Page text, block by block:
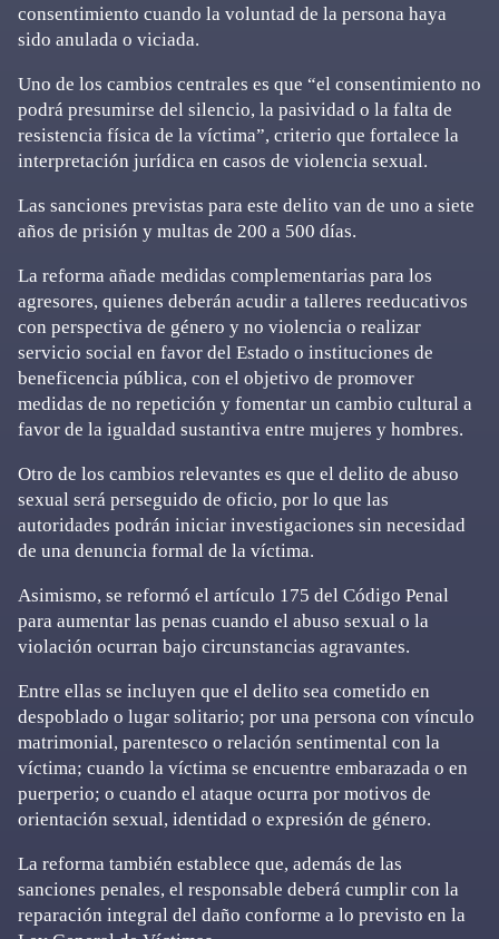
consentimiento cuando la voluntad de la persona haya
sido anulada o viciada.
Uno de los cambios centrales es que “el consentimiento no
podrá presumirse del silencio, la pasividad o la falta de
resistencia física de la víctima”, criterio que fortalece la
interpretación jurídica en casos de violencia sexual.
Las sanciones previstas para este delito van de uno a siete
años de prisión y multas de 200 a 500 días.
La reforma añade medidas complementarias para los
agresores, quienes deberán acudir a talleres reeducativos
con perspectiva de género y no violencia o realizar
servicio social en favor del Estado o instituciones de
beneficencia pública, con el objetivo de promover
medidas de no repetición y fomentar un cambio cultural a
favor de la igualdad sustantiva entre mujeres y hombres.
Otro de los cambios relevantes es que el delito de abuso
sexual será perseguido de oficio, por lo que las
autoridades podrán iniciar investigaciones sin necesidad
de una denuncia formal de la víctima.
Asimismo, se reformó el artículo 175 del Código Penal
para aumentar las penas cuando el abuso sexual o la
violación ocurran bajo circunstancias agravantes.
Entre ellas se incluyen que el delito sea cometido en
despoblado o lugar solitario; por una persona con vínculo
matrimonial, parentesco o relación sentimental con la
víctima; cuando la víctima se encuentre embarazada o en
puerperio; o cuando el ataque ocurra por motivos de
orientación sexual, identidad o expresión de género.
La reforma también establece que, además de las
sanciones penales, el responsable deberá cumplir con la
reparación integral del daño conforme a lo previsto en la